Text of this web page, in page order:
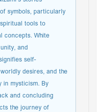
symbols, particularly
tools to
concepts. White
and
self-
desires, and the
in mysticism. By
and concluding
the journey of